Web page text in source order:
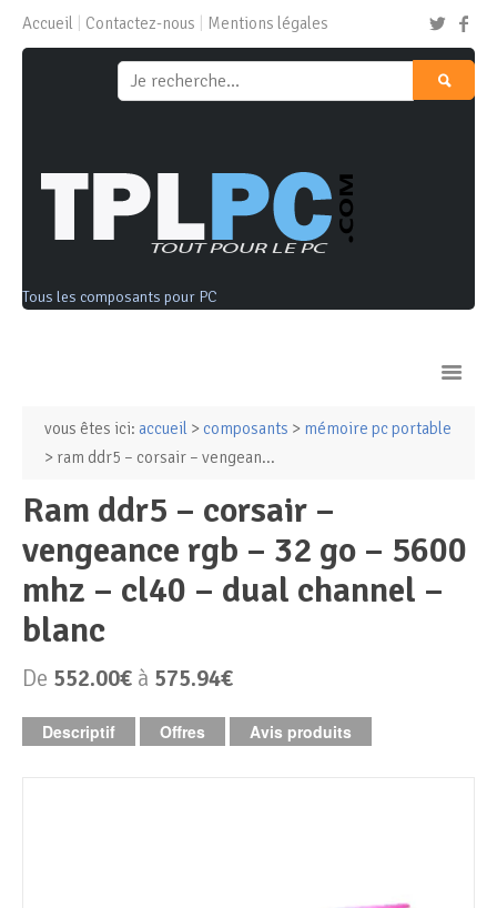
Accueil Contactez-nous Mentions légales
Tous les composants pour PC
Ordinateurs & Tablettes
PC de bureau
PC portable
Mini PC
PC Tout-en-un
Alimentation PC
Boitier PC
Carte graphique
Périphériques & Réseaux
Clavier & Souris
Ecran PC
vous êtes ici: accueil > composants > mémoire pc portable
> ram ddr5 – corsair – vengean...
ram ddr5 – corsair –
vengeance rgb – 32 go – 5600
mhz – cl40 – dual channel –
blanc
De 552.00€ à 575.94€
Descriptif Offres Avis produits